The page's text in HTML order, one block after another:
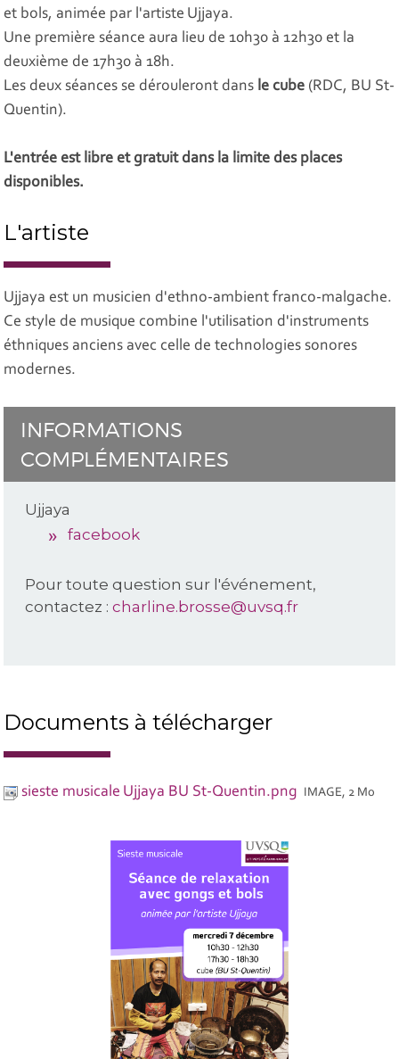
et bols, animée par l'artiste Ujjaya.
Une première séance aura lieu de 10h30 à 12h30 et la
deuxième de 17h30 à 18h.
Les deux séances se dérouleront dans le cube (RDC, BU St-
Quentin).
L'entrée est libre et gratuit dans la limite des places
disponibles.
L'artiste
Ujjaya est un musicien d'ethno-ambient franco-malgache.
Ce style de musique combine l'utilisation d'instruments
éthniques anciens avec celle de technologies sonores
modernes.
INFORMATIONS
COMPLÉMENTAIRES
Ujjaya
facebook
Pour toute question sur l'événement,
contactez :charline.brosse@uvsq.fr
Documents à télécharger
sieste musicale Ujjaya BU St-Quentin.png IMAGE, 2 Mo